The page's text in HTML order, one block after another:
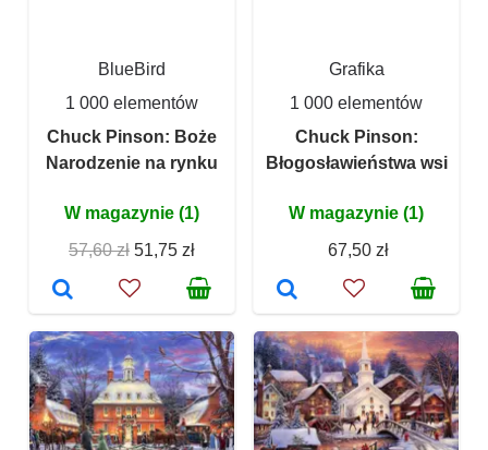
BlueBird
1 000 elementów
Chuck Pinson: Boże
Narodzenie na rynku
W magazynie (1)
57,60 zł 51,75 zł
Grafika
1 000 elementów
Chuck Pinson:
Błogosławieństwa wsi
W magazynie (1)
67,50 zł